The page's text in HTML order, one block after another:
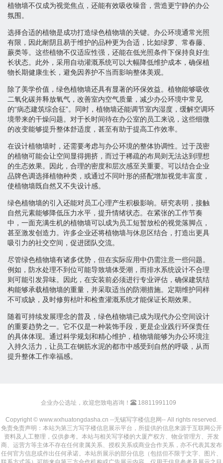
植物墙不仅成为视觉焦点，还能有效吸收噪音，营造更宁静的办公
氛围。
选择合适的植物是成功打造绿色植物墙的关键。办公环境通常光照
有限，因此耐阴且易于维护的品种更为合适，比如绿萝、常春藤、
蕨类等。这些植物不仅适应性强，还能在低光照条件下保持良好生
长状态。此外，采用自动灌溉系统可以大幅降低维护成本，确保植
物长期健康生长，避免因养护不当而影响整体美观。
除了美学价值，绿色植物墙还具有显著的环保效益。植物能够吸收
二氧化碳并释放氧气，改善室内空气质量，减少办公环境中常见
的“病态建筑综合征”。同时，植物墙还能调节室内湿度，缓解空调环
境带来的干燥问题。对于长时间待在办公室的员工来说，这些细微
的改变能够提升整体舒适度，甚至有助于提高工作效率。
在设计植物墙时，还需要考虑与办公环境的整体协调性。过于茂密
的植物可能会让空间显得拥挤，而过于稀疏的布局则无法达到理想
的生态效果。因此，合理的密度和层次感至关重要。可以结合企业
品牌色调选择植物种类，或通过不同叶形的搭配增加视觉丰富度，
使植物墙既自然又不失设计感。
绿色植物墙的引入还能对员工心理产生积极影响。研究表明，接触
自然元素能够降低压力水平，提升情绪状态。在紧张的工作节奏
中，一面充满生机的植物墙可以成为员工短暂放松的视觉落脚点，
甚至激发创造力。许多企业还将植物墙与休息区结合，打造出更具
吸引力的社交空间，促进团队交流。
尽管绿色植物墙有诸多优势，但在实际应用中仍需注意一些问题。
例如，防水处理不到位可能导致墙体受潮，而排水系统设计不合理
则可能引发异味。因此，在安装前必须进行专业评估，确保建筑结
构能够承载植物墙的重量，并采取适当的防潮措施。定期维护同样
不可或缺，及时修剪枯叶和检查灌溉系统才能保证长期效果。
随着可持续发展理念的普及，绿色植物墙已成为现代办公空间设计
的重要趋势之一。它不仅是一种装饰手段，更是企业践行环保责任
的具体体现。通过科学规划和精心维护，植物墙能够为办公环境注
入持久活力，让员工在钢筋水泥的都市中感受到自然的呼吸，从而
提升整体工作幸福感。
企业办公选址，欢迎您致电咨询！ 18811991109
Copyright © www.wxhuatongdasha.cn --无锡写字楼信息网-- All rights reserved.
免责免责声明：本站为第三方写字楼信息展示平台，所提供的信息来源于互联网公开
资料及人工整理，仅供参考。本站与相关写字楼的大厦产权方、物业管理方、开发
商、运营方等主体不存在任何隶属关系、授权关系或商业合作关系，亦不代表其发布
任何官方信息或作出任何承诺。本站所展示的部分信息（包括但不限于文字、图片、